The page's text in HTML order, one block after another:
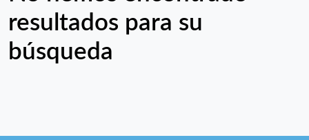
resultados para su
búsqueda